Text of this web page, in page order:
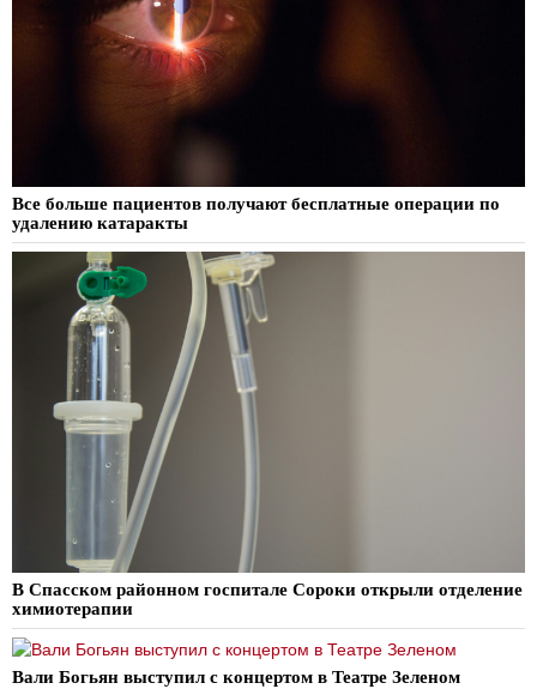
Все больше пациентов получают бесплатные операции по
удалению катаракты
В Спасском районном госпитале Сороки открыли отделение
химиотерапии
Вали Богьян выступил с концертом в Театре Зеленом